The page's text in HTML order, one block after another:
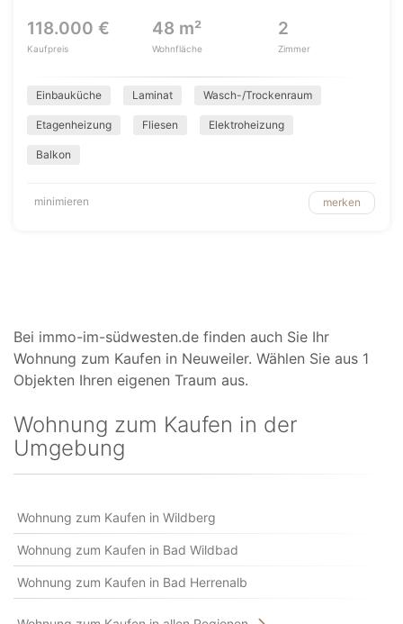
118.000 €
Kaufpreis
48 m²
Wohnfläche
2
Zimmer
Einbauküche Laminat Wasch-/Trockenraum
Etagenheizung Fliesen Elektroheizung
Balkon
minimieren merken
Bei immo-im-südwesten.de finden auch Sie Ihr
Wohnung zum Kaufen in Neuweiler. Wählen Sie aus 1
Objekten Ihren eigenen Traum aus.
Wohnung zum Kaufen in der
Umgebung
Wohnung zum Kaufen in Wildberg
Wohnung zum Kaufen in Bad Wildbad
Wohnung zum Kaufen in Bad Herrenalb